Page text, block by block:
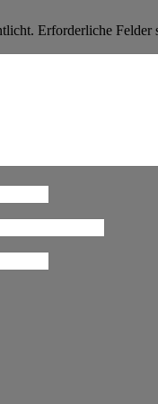
Erforderliche Felder